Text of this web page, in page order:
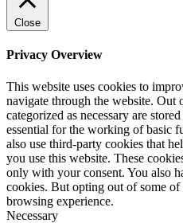
Close
Privacy Overview
This website uses cookies to
navigate through the website. Out
categorized as necessary are
essential for the working of basic
also use third-party cookies that
you use this website. These
only with your consent. You also
cookies. But opting out of some
browsing experience.
Necessary